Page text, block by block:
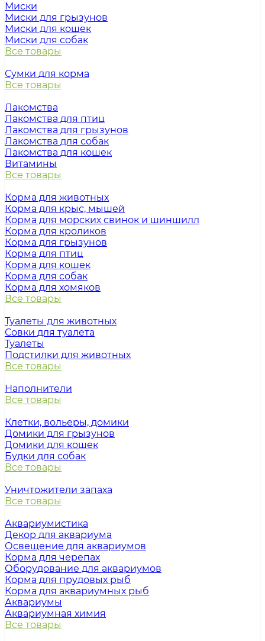
Миски
Миски для грызунов
Миски для кошек
Миски для собак
Все товары
Сумки для корма
Все товары
Лакомства
Лакомства для птиц
Лакомства для грызунов
Лакомства для собак
Лакомства для кошек
Витамины
Все товары
Корма для животных
Корма для крыс, мышей
Корма для морских свинок и шиншилл
Корма для кроликов
Корма для грызунов
Корма для птиц
Корма для кошек
Корма для собак
Корма для хомяков
Все товары
Туалеты для животных
Совки для туалета
Туалеты
Подстилки для животных
Все товары
Наполнители
Все товары
Клетки, вольеры, домики
Домики для грызунов
Домики для кошек
Будки для собак
Все товары
Уничтожители запаха
Все товары
Аквариумистика
Декор для аквариума
Освещение для аквариумов
Корма для черепах
Оборудование для аквариумов
Корма для прудовых рыб
Корма для аквариумных рыб
Аквариумы
Аквариумная химия
Все товары